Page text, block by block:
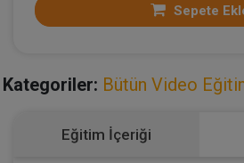
Sepete
Kategoriler: Bütün Video
Eğitim İçeriği